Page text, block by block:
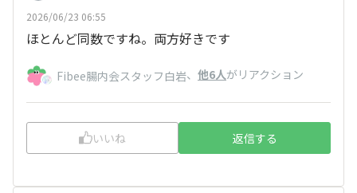
2026/06/23 06:55
ほとんど同数ですね。両方好きです
Fibee腸内会スタッフ白岩、 他6人がリアクション
いいね 返信する